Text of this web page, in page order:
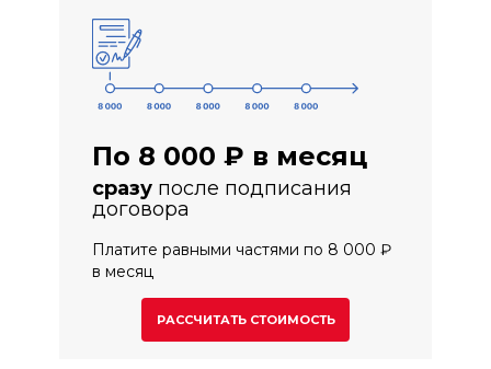
РАССЧИТАТЬ СТОИМОСТЬ
Платите равными частями по 8 000 ₽
в месяц
сразу после подписания
договора
По 8 000 ₽ в месяц